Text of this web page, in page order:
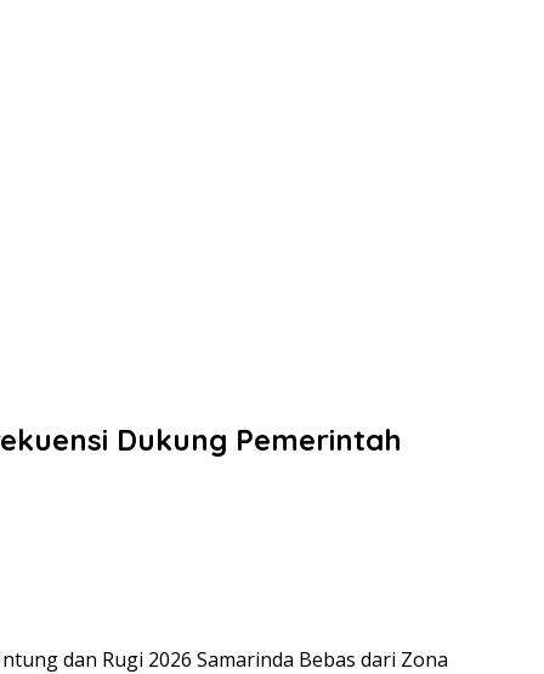
Dukung Pemerintah
dan Rugi 2026 Samarinda Bebas dari Zona